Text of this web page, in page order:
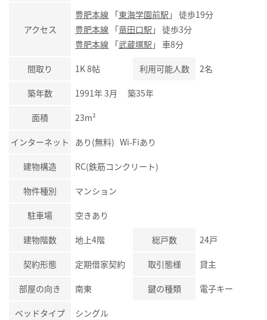
アクセス
豊肥本線 「東海学園前駅 」 徒歩19分
豊肥本線 「竜田口駅 」 徒歩3分
豊肥本線 「武蔵塚駅 」 車8分
間取り 1K 8帖 利用可能人数 2名
築年数 1991年 3月 築35年
面積 23m²
インターネット あり(無料) Wi-Fiあり
建物構造 RC(鉄筋コンクリート)
物件種別 マンション
駐車場 空きあり
建物階数 地上4階 総戸数 24戸
契約形態 定期借家契約 取引態様 貸主
部屋の向き 南東 鍵の種類 電子キー
ベッドタイプ シングル